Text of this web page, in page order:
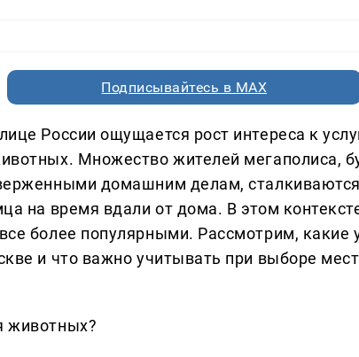
Подписывайтесь в MAX
России ощущается рост интереса к
Множество жителей мегаполиса,
домашним делам,
на время вдали от дома. В этом
более популярными. Рассмотрим, какие
и что важно учитывать при выборе
животных?